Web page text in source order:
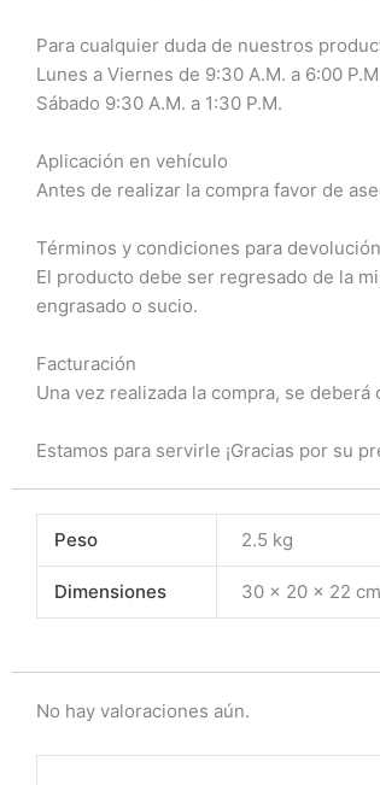
Para cualquier duda de nuestros
Lunes a Viernes de 9:30 A.M. a 6:00
Sábado 9:30 A.M. a 1:30 P.M.
Aplicación en vehículo
Antes de realizar la compra favor de
Términos y condiciones para devolución
El producto debe ser regresado de la
engrasado o sucio.
Facturación
Una vez realizada la compra, se
Estamos para servirle ¡Gracias por su
Peso 2.5 kg
Dimensiones 30 × 20 × 22 cm
No hay valoraciones aún.